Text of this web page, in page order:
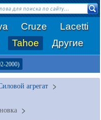
Cruze
Lacetti
Tahoe Другие
2000)
агрегат